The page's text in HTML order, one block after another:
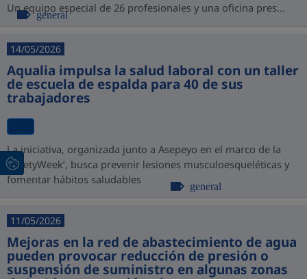
Un equipo especial de 26 profesionales y una oficina pres...
general
14/05/2026
Aqualia impulsa la salud laboral con un taller
de escuela de espalda para 40 de sus
trabajadores
La iniciativa, organizada junto a Asepeyo en el marco de la
‘SafetyWeek’, busca prevenir lesiones musculoesqueléticas y
fomentar hábitos saludables
general
11/05/2026
Mejoras en la red de abastecimiento de agua
pueden provocar reducción de presión o
suspensión de suministro en algunas zonas